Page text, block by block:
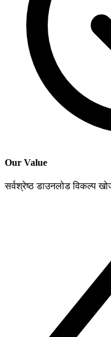
Our Value
सर्वश्रेष्ठ डाउनलोड विकल्प